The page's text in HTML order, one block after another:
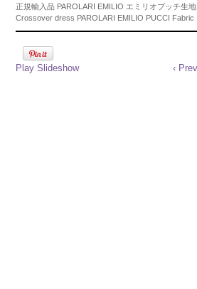
正規輸入品 PAROLARI EMILIO エミリオプッチ生
Crossover dress PAROLARI EMILIO PUCCI Fabric
Play Slideshow ‹